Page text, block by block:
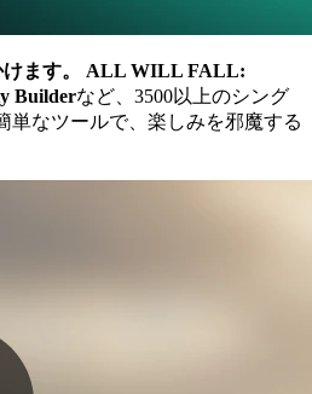
ます。
ALL WILL FALL:
Builderなど、3500以上のシング
単なツールで、楽しみを邪魔する